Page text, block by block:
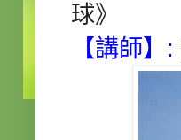
球》
【講師】: